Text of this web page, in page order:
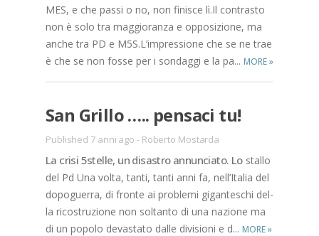
MES, e che pas­si o no, non fi­ni­sce lì.Il con­tra­sto
non è solo tra mag­gio­ran­za e op­po­si­zio­ne, ma
an­che tra PD e M5S.L’im­pres­sio­ne che se ne trae
è che se non fos­se per i son­dag­gi e la pa... MORE»
San Gril­lo ….. pen­sa­ci tu!
Published 7 anni ago - Roberto Mostarda
La cri­si 5stel­le, un di­sa­stro an­nun­cia­to. Lostal­lo
del Pd Una vol­ta, tan­ti, tan­ti anni fa, nel­l’I­ta­lia del
do­po­guer­ra, di fron­te ai pro­ble­mi gi­gan­te­schi del­
la ri­co­stru­zio­ne non sol­tan­to di una na­zio­ne ma
di un po­po­lo de­va­sta­to dal­le di­vi­sio­ni e d... MORE»